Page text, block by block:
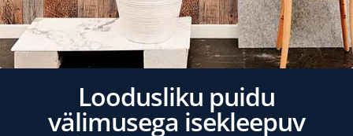
Loodusliku puidu
välimusega isekleepuv